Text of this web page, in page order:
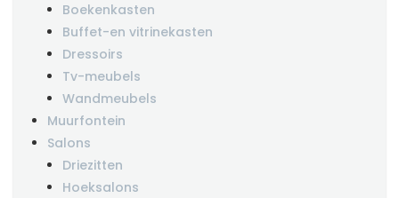
Boekenkasten
Buffet-en vitrinekasten
Dressoirs
Tv-meubels
Wandmeubels
Muurfontein
Salons
Driezitten
Hoeksalons